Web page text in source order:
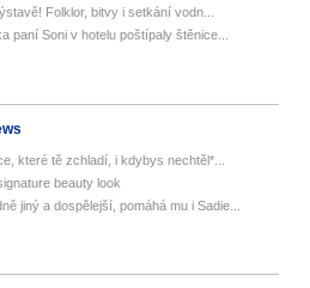
Folklor, bitvy i setkání vodn...
paní Soni v hotelu poštípaly štěnice...
které tě zchladí, i kdybys nechtěl*...
beauty look
jiný a dospělejší, pomáhá mu i Sadie...